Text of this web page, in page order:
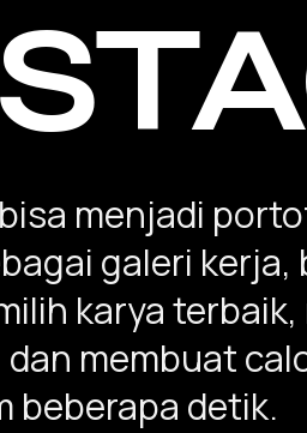
menjadi
galeri kerja,
karya
membuat
beberapa detik.